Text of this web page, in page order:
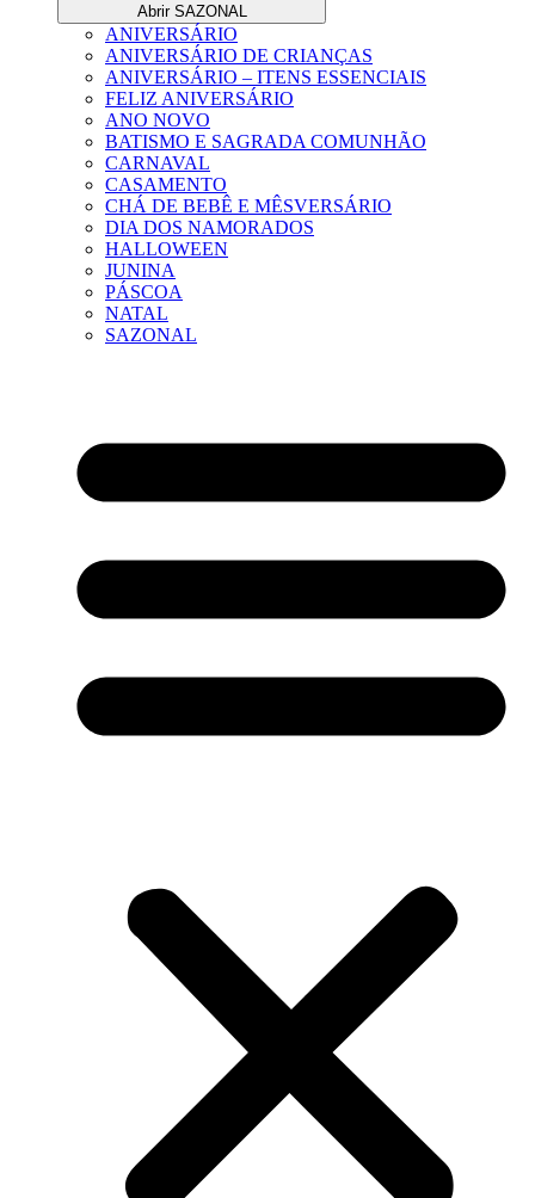
Abrir SAZONAL
ANIVERSÁRIO
ANIVERSÁRIO DE CRIANÇAS
ANIVERSÁRIO – ITENS ESSENCIAIS
FELIZ ANIVERSÁRIO
ANO NOVO
BATISMO E SAGRADA COMUNHÃO
CARNAVAL
CASAMENTO
CHÁ DE BEBÊ E MÊSVERSÁRIO
DIA DOS NAMORADOS
HALLOWEEN
JUNINA
PÁSCOA
NATAL
SAZONAL